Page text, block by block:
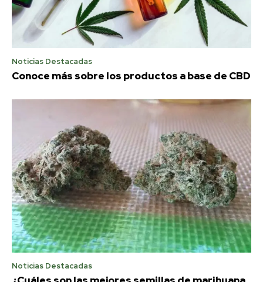
Noticias Destacadas
Conoce más sobre los productos a base de CBD
Noticias Destacadas